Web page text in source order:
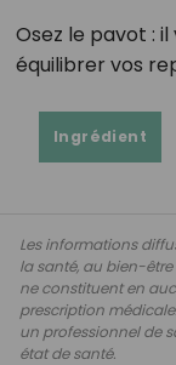
Osez le pavot :
équilibrer vos
Ingrédient
Les informations
la santé, au bien-
ne constituent en
prescription
un professionnel de
état de santé.